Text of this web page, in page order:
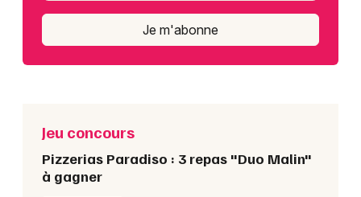
Je m'abonne
Jeu concours
Pizzerias Paradiso : 3 repas "Duo Malin"
à gagner